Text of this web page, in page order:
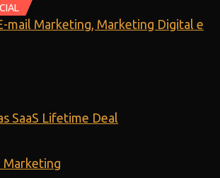
mail Marketing, Marketing Digital e
SaaS Lifetime Deal
Marketing